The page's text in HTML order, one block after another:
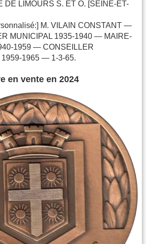
DE LIMOURS S. ET O. [SEINE-ET-
M. VILAIN CONSTANT —
MUNICIPAL 1935-1940 — MAIRE-
1959 — CONSEILLER
1959-1965 — 1-3-65.
en vente en 2024